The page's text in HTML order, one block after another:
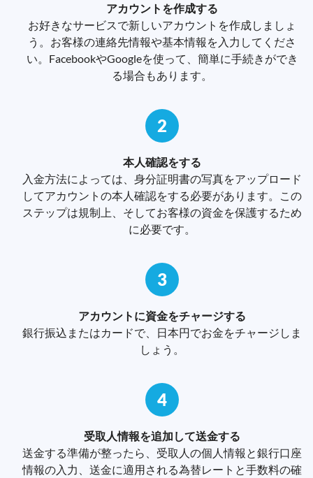
アカウントを作成する
お好きなサービスで新しいアカウントを作成しましょ
う。お客様の連絡先情報や基本情報を入力してくださ
い。FacebookやGoogleを使って、簡単に手続きができ
る場合もあります。
2
本人確認をする
入金方法によっては、身分証明書の写真をアップロード
してアカウントの本人確認をする必要があります。この
ステップは規制上、そしてお客様の資金を保護するため
に必要です。
3
アカウントに資金をチャージする
銀行振込またはカードで、日本円でお金をチャージしま
しょう。
4
受取人情報を追加して送金する
送金する準備が整ったら、受取人の個人情報と銀行口座
情報の入力、送金に適用される為替レートと手数料の確